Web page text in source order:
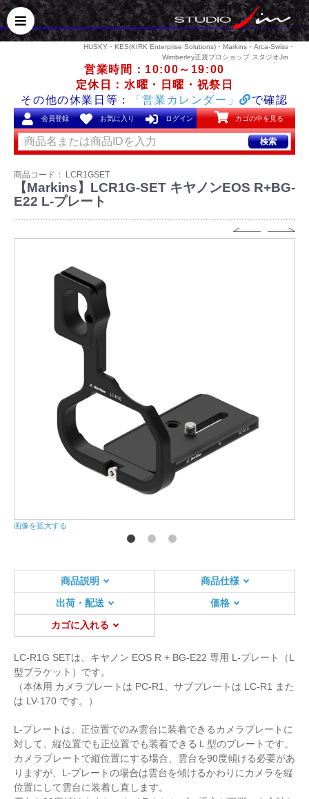
HUSKY・KES(KIRK Enterprise Solutions)・Markins・Arca-Swiss・
Wimberley正規プロショップ スタジオJin
営業時間：10:00～19:00
定休日：水曜・日曜・祝祭日
その他の休業日等：
「営業カレンダー」 で確認
会員登録 お気に入り ログイン カゴの中を見る
検索
商品コード： LCR1GSET
【Markins】LCR1G-SET キヤノンEOS R+BG-
E22 L-プレート
画像を拡大する
商品説明
商品仕様
出荷・配送
価格
カゴに入れる
LC-R1G SETは、キヤノン EOS R + BG-E22 専用 L-プレート（L
型ブラケット）です。
（本体用 カメラプレートは PC-R1、サブプレートは LC-R1 また
は LV-170 です。）
L-プレートは、正位置でのみ雲台に装着できるカメラプレートに
対して、縦位置でも正位置でも装着できるＬ型のプレートです。
カメラプレートで縦位置にする場合、雲台を90度傾ける必要があ
りますが、L-プレートの場合は雲台を傾けるかわりにカメラを縦
位置にして雲台に装着し直します。